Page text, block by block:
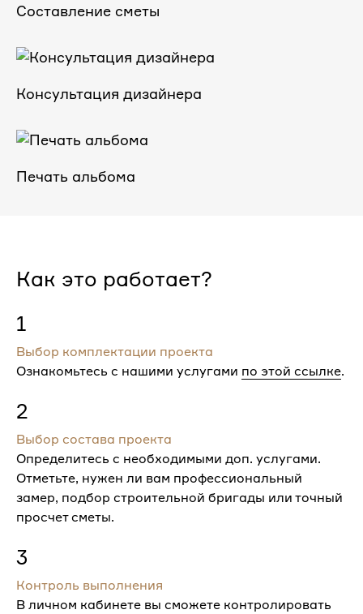
Составление сметы
Консультация дизайнера
Печать альбома
Как это работает?
1
Выбор комплектации проекта
Ознакомьтесь с нашими услугами по этой ссылке.
2
Выбор состава проекта
Определитесь с необходимыми доп. услугами.
Отметьте, нужен ли вам профессиональный
замер, подбор строительной бригады или точный
просчет сметы.
3
Контроль выполнения
В личном кабинете вы сможете контролировать